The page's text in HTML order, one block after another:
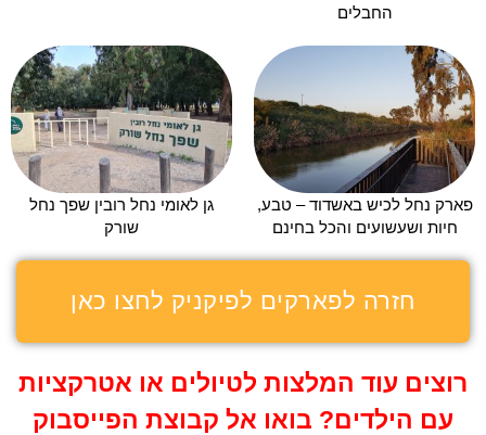
החבלים
פארק נחל לכיש באשדוד – טבע,
חיות ושעשועים והכל בחינם
גן לאומי נחל רובין שפך נחל
שורק
חזרה לפארקים לפיקניק לחצו כאן
רוצים עוד המלצות לטיולים או אטרקציות
עם הילדים? בואו אל קבוצת הפייסבוק